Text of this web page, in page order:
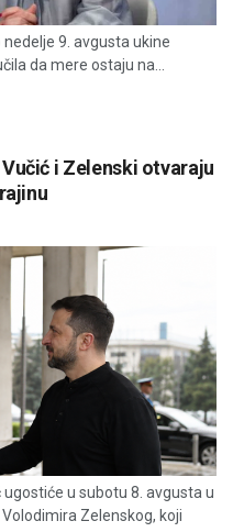
9. avgusta ukine
da mere ostaju na...
i Zelenski otvaraju
u subotu 8. avgusta u
Zelenskog, koji